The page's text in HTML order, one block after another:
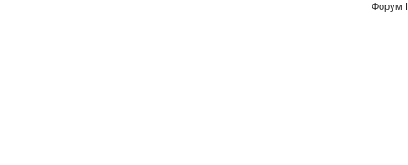
Форум